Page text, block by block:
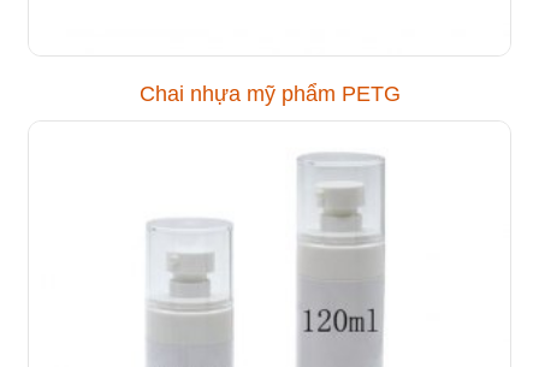
Chai nhựa mỹ phẩm PETG